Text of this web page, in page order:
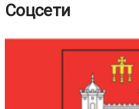
Соцсети